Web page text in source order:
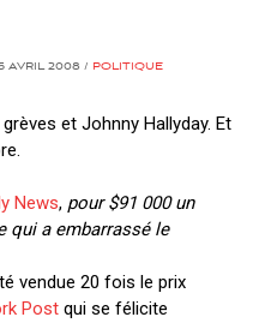
AVRIL 2008 / POLITIQUE
et Johnny Hallyday. Et
News, pour $91 000 un
qui a embarrassé le
vendue 20 fois le prix
Post qui se félicite